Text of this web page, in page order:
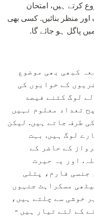
کرتے ہیں، امتحان
منظر بنائیں. کسی بھی
پاگل ہو جائے گا.
کبھی بھی موضوع
کے خوابوں کی
لوگ کتنے فیصد
تعداد معلوم نہیں
طرف جاتے ہیں. لیکن
لوگ ہیں. بہت
کے حاضر کے
اور یہ حیرت
جنسی فارم، پتلی
مسکراہٹ جنہوں
خوشی سے چلتے ہیں،
کے لئے تیار ہیں -